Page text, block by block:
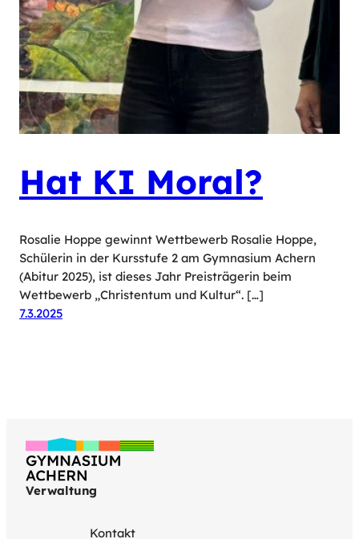
Hat KI Moral?
Rosalie Hoppe gewinnt Wettbewerb Rosalie Hoppe,
Schülerin in der Kursstufe 2 am Gymnasium Achern
(Abitur 2025), ist dieses Jahr Preisträgerin beim
Wettbewerb „Christentum und Kultur“. […]
7.3.2025
Verwaltung
Kontakt